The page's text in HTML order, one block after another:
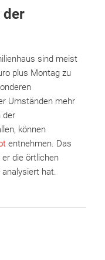
der
sind meist
plus Montag zu
Umständen mehr
der
können
entnehmen. Das
die örtlichen
hat.